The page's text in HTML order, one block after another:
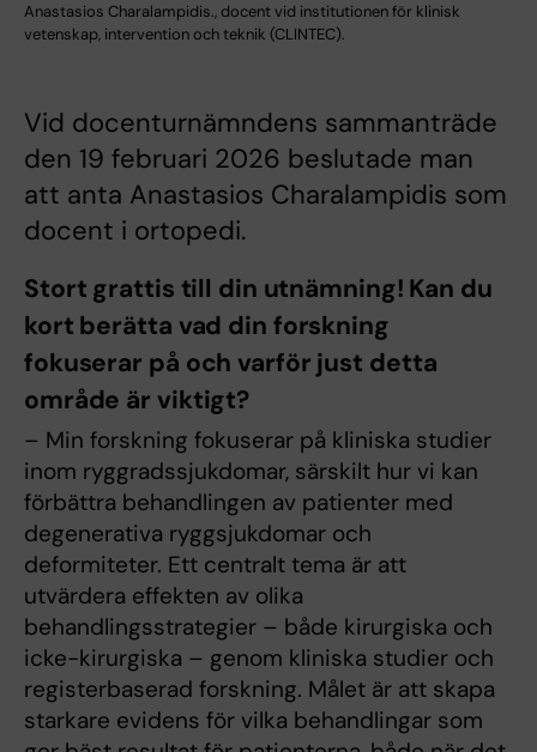
Anastasios Charalampidis., docent vid institutionen för klinisk
vetenskap, intervention och teknik (CLINTEC).
Vid docenturnämndens sammanträde
den 19 februari 2026 beslutade man
att anta Anastasios Charalampidis som
docent i ortopedi.
Stort grattis till din utnämning! Kan du
kort berätta vad din forskning
fokuserar på och varför just detta
område är viktigt?
– Min forskning fokuserar på kliniska studier
inom ryggradssjukdomar, särskilt hur vi kan
förbättra behandlingen av patienter med
degenerativa ryggsjukdomar och
deformiteter. Ett centralt tema är att
utvärdera effekten av olika
behandlingsstrategier – både kirurgiska och
icke-kirurgiska – genom kliniska studier och
registerbaserad forskning. Målet är att skapa
starkare evidens för vilka behandlingar som